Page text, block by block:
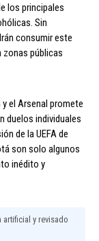
los principales
Sin
consumir este
zonas públicas
el Arsenal promete
duelos individuales
de la UEFA de
son solo algunos
inédito y
artificial y revisado